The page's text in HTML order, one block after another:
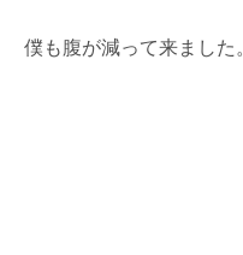
僕も腹が減って来ました。